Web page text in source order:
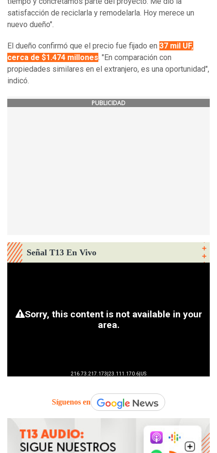
satisfacción de reciclarla y remodelarla. Hoy merece un
nuevo dueño".
El dueño confirmó que el precio fue fijado en 37 mil UF,
cerca de $1.474 millones. "En comparación con
propiedades similares en el extranjero, es una oportunidad",
indicó.
PUBLICIDAD
Señal T13 En Vivo
Síguenos en